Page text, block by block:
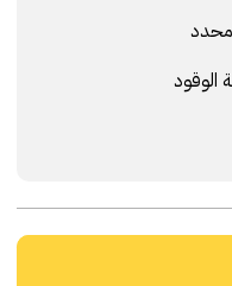
محدد
الوقود